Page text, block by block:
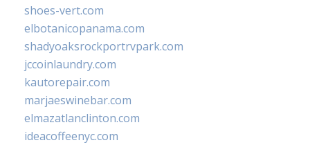
shoes-vert.com
elbotanicopanama.com
shadyoaksrockportrvpark.com
jccoinlaundry.com
kautorepair.com
marjaeswinebar.com
elmazatlanclinton.com
ideacoffeenyc.com